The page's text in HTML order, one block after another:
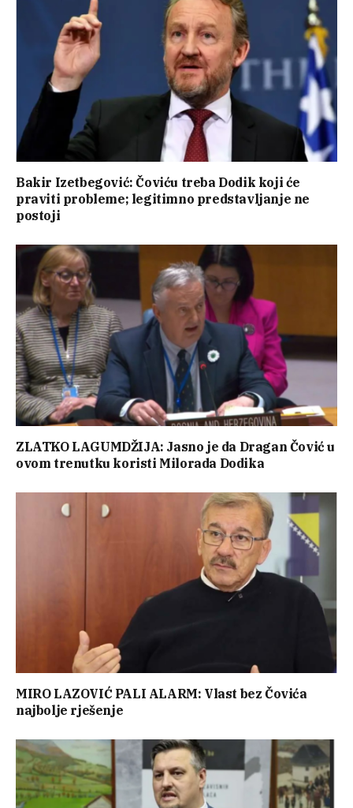
Bakir Izetbegović: Čoviću treba Dodik koji će
praviti probleme; legitimno predstavljanje ne
postoji
ZLATKO LAGUMDŽIJA: Jasno je da Dragan Čović u
ovom trenutku koristi Milorada Dodika
MIRO LAZOVIĆ PALI ALARM: Vlast bez Čovića
najbolje rješenje